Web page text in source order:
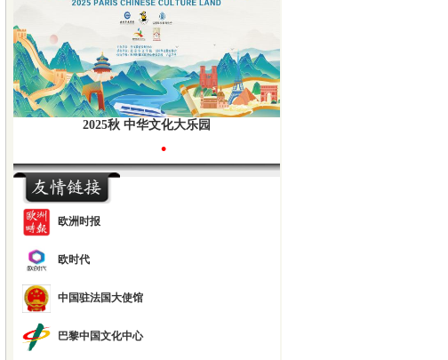
2025秋 中华文化大乐园
•
欧洲时报
欧时代
中国驻法国大使馆
巴黎中国文化中心